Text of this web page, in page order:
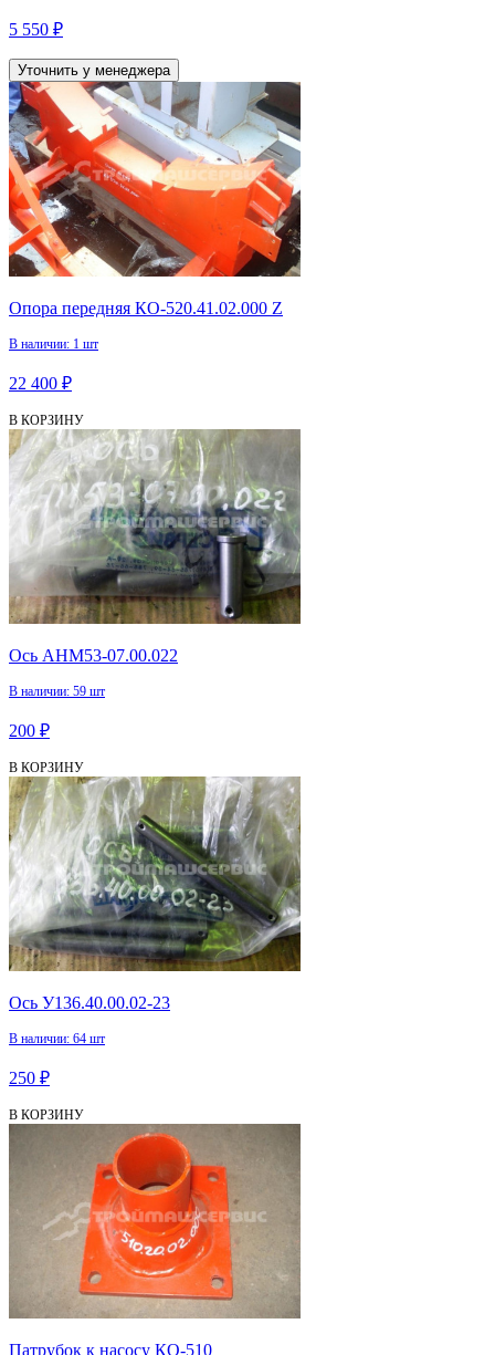
5 550 ₽
Уточнить у менеджера
Опора передняя КО-520.41.02.000 Z
В наличии: 1 шт
22 400 ₽
В КОРЗИНУ
Ось АНМ53-07.00.022
В наличии: 59 шт
200 ₽
В КОРЗИНУ
Ось У136.40.00.02-23
В наличии: 64 шт
250 ₽
В КОРЗИНУ
Патрубок к насосу КО-510